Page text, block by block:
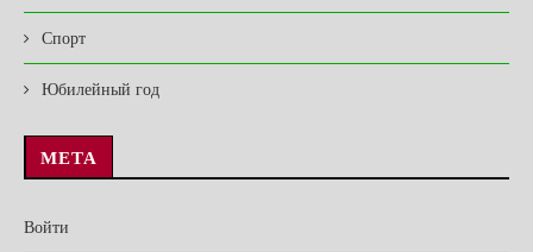
Спорт
Юбилейный год
МЕТА
Войти